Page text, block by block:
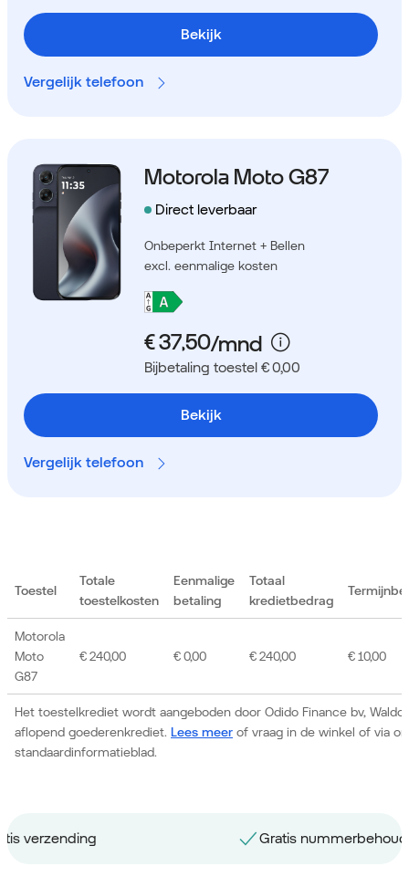
Bekijk
Vergelijk telefoon
Motorola Moto G87
Direct leverbaar
Onbeperkt Internet + Bellen
excl. eenmalige kosten
Bijbetaling toestel € 0,00
Bekijk
Vergelijk telefoon
Toestel
Totale
toestelkosten
Eenmalige
betaling
Totaal
kredietbedrag
Het toestelkrediet wordt aangeboden door Odido Finance bv,
aflopend goederenkrediet. Lees meer of vraag in de winkel of via
standaardinformatieblad.
Motorola
Moto
G87
€ 240,00 € 0,00 € 240,00 € 10,00
Gratis nummerbehoud